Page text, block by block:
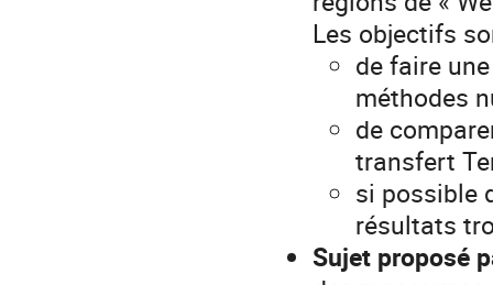
Les objectifs
de faire
méthodes
de
transfert
si possible
résultats
Sujet proposé